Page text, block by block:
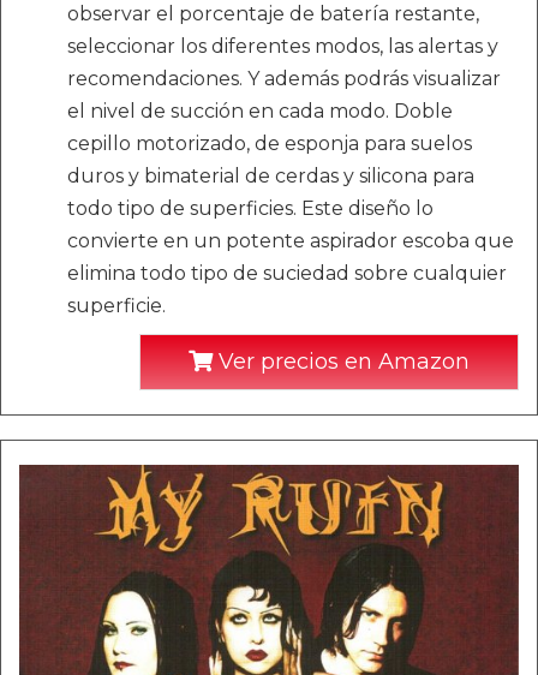
observar el porcentaje de batería restante,
seleccionar los diferentes modos, las alertas y
recomendaciones. Y además podrás visualizar
el nivel de succión en cada modo. Doble
cepillo motorizado, de esponja para suelos
duros y bimaterial de cerdas y silicona para
todo tipo de superficies. Este diseño lo
convierte en un potente aspirador escoba que
elimina todo tipo de suciedad sobre cualquier
superficie.
Ver precios en Amazon